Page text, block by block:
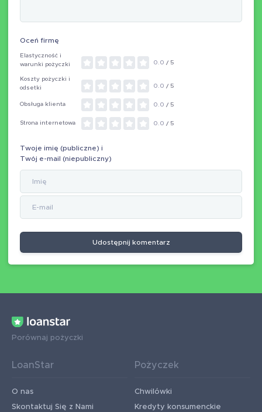
Oceń firmę
Elastyczność i
warunki pożyczki
0.0 / 5
Koszty pożyczki i
odsetki
0.0 / 5
Obsługa klienta 0.0 / 5
Strona internetowa 0.0 / 5
Twoje imię (publiczne) i
Twój e-mail (niepubliczny)
Udostępnij komentarz
Porównaj pożyczki
LoanStar
O nas
Skontaktuj Się z Nami
Pożyczek
Chwilówki
Kredyty konsumenckie